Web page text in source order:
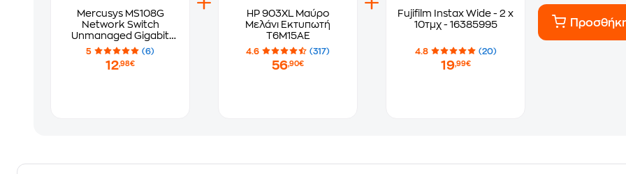
Mercusys MS108G
Network Switch
Unmanaged Gigabit
Ethernet (1000 Mbps)
5 (6)
12,98€
HP 903XL Μαύρο
Μελάνι Εκτυπωτή
T6M15AE
4.6 (317)
56,90€
Fujifilm Instax Wide - 2 x
10τμχ - 16385995
4.8 (20)
19,99€